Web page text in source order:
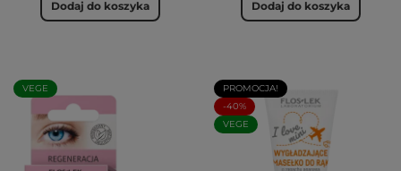
Dodaj do koszyka Dodaj do koszyka
VEGE
PROMOCJA!
-40%
VEGE